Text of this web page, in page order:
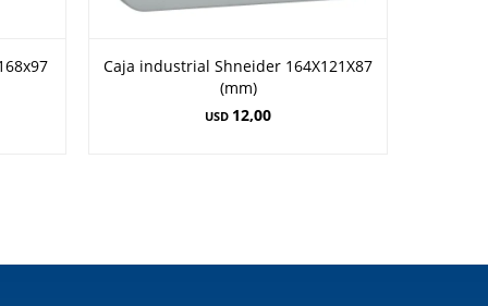
Caja industrial Shneider 164X121X87
(mm)
USD 12,00